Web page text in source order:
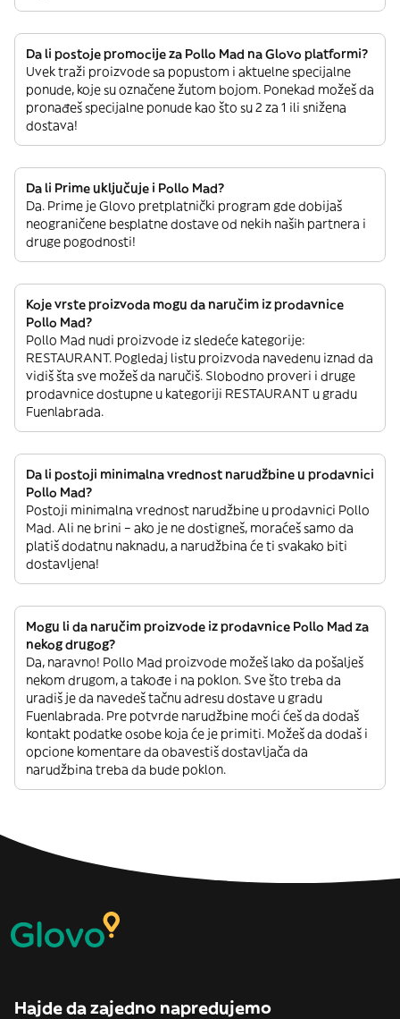
Da li postoje promocije za Pollo Mad na Glovo platformi?
Uvek traži proizvode sa popustom i aktuelne specijalne
ponude, koje su označene žutom bojom. Ponekad možeš da
pronađeš specijalne ponude kao što su 2 za 1 ili snižena
dostava!
Da li Prime uključuje i Pollo Mad?
Da. Prime je Glovo pretplatnički program gde dobijaš
neograničene besplatne dostave od nekih naših partnera i
druge pogodnosti!
Koje vrste proizvoda mogu da naručim iz prodavnice
Pollo Mad?
Pollo Mad nudi proizvode iz sledeće kategorije:
RESTAURANT. Pogledaj listu proizvoda navedenu iznad da
vidiš šta sve možeš da naručiš. Slobodno proveri i druge
prodavnice dostupne u kategoriji RESTAURANT u gradu
Fuenlabrada.
Da li postoji minimalna vrednost narudžbine u prodavnici
Pollo Mad?
Postoji minimalna vrednost narudžbine u prodavnici Pollo
Mad. Ali ne brini – ako je ne dostigneš, moraćeš samo da
platiš dodatnu naknadu, a narudžbina će ti svakako biti
dostavljena!
Mogu li da naručim proizvode iz prodavnice Pollo Mad za
nekog drugog?
Da, naravno! Pollo Mad proizvode možeš lako da pošalješ
nekom drugom, a takođe i na poklon. Sve što treba da
uradiš je da navedeš tačnu adresu dostave u gradu
Fuenlabrada. Pre potvrde narudžbine moći ćeš da dodaš
kontakt podatke osobe koja će je primiti. Možeš da dodaš i
opcione komentare da obavestiš dostavljača da
narudžbina treba da bude poklon.
Hajde da zajedno napredujemo